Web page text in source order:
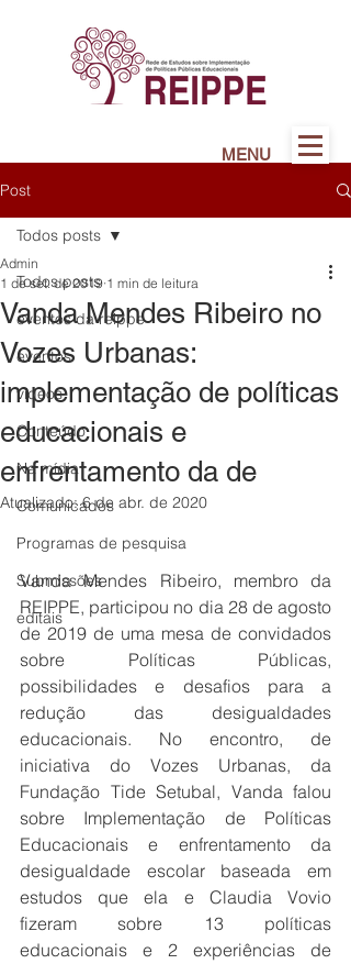
MENU
Post
Todos posts
eventos da reippe
eventos
vídeos
Conteúdo
Na mídia
Comunicados
Programas de pesquisa
Submissões
editais
Todos posts
Vanda Mendes Ribeiro no
Vozes Urbanas:
implementação de políticas
educacionais e
enfrentamento da de
Admin
1 de set. de 2019 1 min de leitura
Atualizado:6 de abr. de 2020
Vanda Mendes Ribeiro, membro da
REIPPE, participou no dia 28 de agosto
de 2019 de uma mesa de convidados
sobre Políticas Públicas,
possibilidades e desafios para a
redução das desigualdades
educacionais. No encontro, de
iniciativa do Vozes Urbanas, da
Fundação Tide Setubal, Vanda falou
sobre Implementação de Políticas
Educacionais e enfrentamento da
desigualdade escolar baseada em
estudos que ela e Claudia Vovio
fizeram sobre 13 políticas
educacionais e 2 experiências de